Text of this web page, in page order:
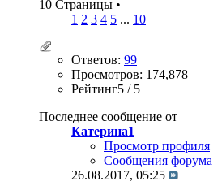
10 Страницы •
1 2 3 4 5 ... 10
Ответов: 99
Просмотров: 174,878
Рейтинг5 / 5
Последнее сообщение от
Катерина1
Просмотр профиля
Сообщения форума
26.08.2017, 05:25